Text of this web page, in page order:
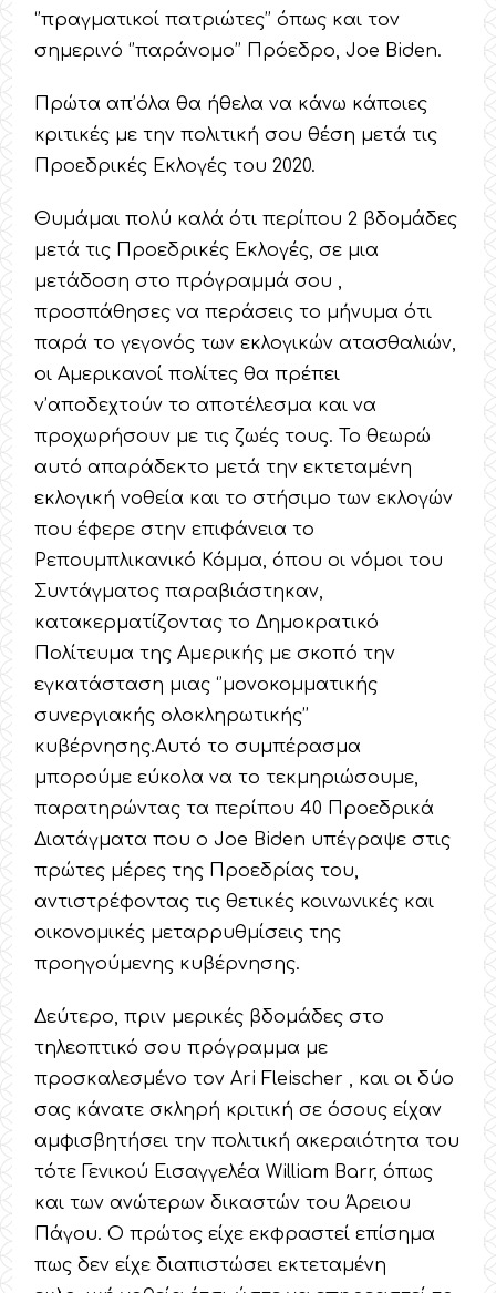
‘’πραγματικοί πατριώτες’’ όπως και τον
σημερινό ‘’παράνομο’’ Πρόεδρο, Joe Biden.
Πρώτα απ’όλα θα ήθελα να κάνω κάποιες
κριτικές με την πολιτική σου θέση μετά τις
Προεδρικές Εκλογές του 2020.
Θυμάμαι πολύ καλά ότι περίπου 2 βδομάδες
μετά τις Προεδρικές Εκλογές, σε μια
μετάδοση στο πρόγραμμά σου ,
προσπάθησες να περάσεις το μήνυμα ότι
παρά το γεγονός των εκλογικών ατασθαλιών,
οι Αμερικανοί πολίτες θα πρέπει
ν’αποδεχτούν το αποτέλεσμα και να
προχωρήσουν με τις ζωές τους. Το θεωρώ
αυτό απαράδεκτο μετά την εκτεταμένη
εκλογική νοθεία και το στήσιμο των εκλογών
που έφερε στην επιφάνεια το
Ρεπουμπλικανικό Κόμμα, όπου οι νόμοι του
Συντάγματος παραβιάστηκαν,
κατακερματίζοντας το Δημοκρατικό
Πολίτευμα της Αμερικής με σκοπό την
εγκατάσταση μιας ‘’μονοκομματικής
συνεργιακής ολοκληρωτικής’’
κυβέρνησης.Αυτό το συμπέρασμα
μπορούμε εύκολα να το τεκμηριώσουμε,
παρατηρώντας τα περίπου 40 Προεδρικά
Διατάγματα που ο Joe Biden υπέγραψε στις
πρώτες μέρες της Προεδρίας του,
αντιστρέφοντας τις θετικές κοινωνικές και
οικονομικές μεταρρυθμίσεις της
προηγούμενης κυβέρνησης.
Δεύτερο, πριν μερικές βδομάδες στο
τηλεοπτικό σου πρόγραμμα με
προσκαλεσμένο τον Ari Fleischer , και οι δύο
σας κάνατε σκληρή κριτική σε όσους είχαν
αμφισβητήσει την πολιτική ακεραιότητα του
τότε Γενικού Εισαγγελέα William Barr, όπως
και των ανώτερων δικαστών του Άρειου
Πάγου. Ο πρώτος είχε εκφραστεί επίσημα
πως δεν είχε διαπιστώσει εκτεταμένη